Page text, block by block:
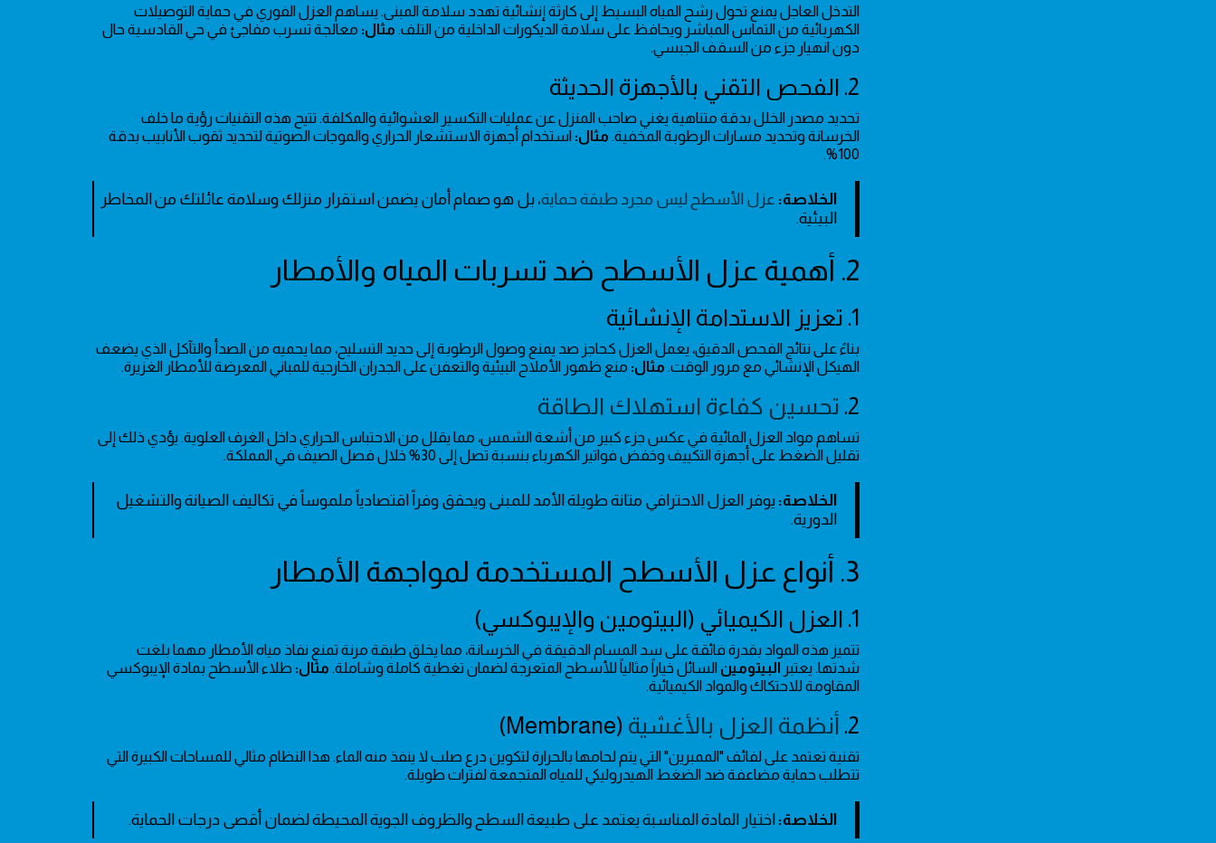
التدخل العاجل يمنع تحول رشح المياه البسيط إلى كارثة إنشائية تهدد سلامة المبنى. يساهم العزل الفوري في حماية التوصيلات
الكهربائية من التماس المباشر ويحافظ على سلامة الديكورات الداخلية من التلف. مثال: معالجة تسرب مفاجئ في حي القادسية حال
دون انهيار جزء من السقف الجبسي.
2. الفحص التقني بالأجهزة الحديثة
تحديد مصدر الخلل بدقة متناهية يغني صاحب المنزل عن عمليات التكسير العشوائية والمكلفة. تتيح هذه التقنيات رؤية ما خلف
الخرسانة وتحديد مسارات الرطوبة المخفية. مثال: استخدام أجهزة الاستشعار الحراري والموجات الصوتية لتحديد ثقوب الأنابيب بدقة
100%.
الخلاصة: عزل الأسطح ليس مجرد طبقة حماية، بل هو صمام أمان يضمن استقرار منزلك وسلامة عائلتك من المخاطر
البيئية.
2. أهمية عزل الأسطح ضد تسربات المياه والأمطار
1. تعزيز الاستدامة الإنشائية
بناءً على نتائج الفحص الدقيق، يعمل العزل كحاجز صد يمنع وصول الرطوبة إلى حديد التسليح، مما يحميه من الصدأ والتآكل الذي يضعف
الهيكل الإنشائي مع مرور الوقت. مثال: منع ظهور الأملاح البيئية والتعفن على الجدران الخارجية للمباني المعرضة للأمطار الغزيرة.
2. تحسين كفاءة استهلاك الطاقة
تساهم مواد العزل المائية في عكس جزء كبير من أشعة الشمس، مما يقلل من الاحتباس الحراري داخل الغرف العلوية. يؤدي ذلك إلى
تقليل الضغط على أجهزة التكييف وخفض فواتير الكهرباء بنسبة تصل إلى 30% خلال فصل الصيف في المملكة.
الخلاصة: يوفر العزل الاحترافي متانة طويلة الأمد للمبنى ويحقق وفراً اقتصادياً ملموساً في تكاليف الصيانة والتشغيل
الدورية.
3. أنواع عزل الأسطح المستخدمة لمواجهة الأمطار
1. العزل الكيميائي (البيتومين والإيبوكسي)
تتميز هذه المواد بقدرة فائقة على سد المسام الدقيقة في الخرسانة، مما يخلق طبقة مرنة تمنع نفاذ مياه الأمطار مهما بلغت
شدتها. يعتبر البيتومين السائل خياراً مثالياً للأسطح المتعرجة لضمان تغطية كاملة وشاملة. مثال: طلاء الأسطح بمادة الإيبوكسي
المقاومة للاحتكاك والمواد الكيميائية.
2. أنظمة العزل بالأغشية (Membrane)
تقنية تعتمد على لفائف "الممبرين" التي يتم لحامها بالحرارة لتكوين درع صلب لا ينفذ منه الماء. هذا النظام مثالي للمساحات الكبيرة التي
تتطلب حماية مضاعفة ضد الضغط الهيدروليكي للمياه المتجمعة لفترات طويلة.
الخلاصة: اختيار المادة المناسبة يعتمد على طبيعة السطح والظروف الجوية المحيطة لضمان أقصى درجات الحماية.